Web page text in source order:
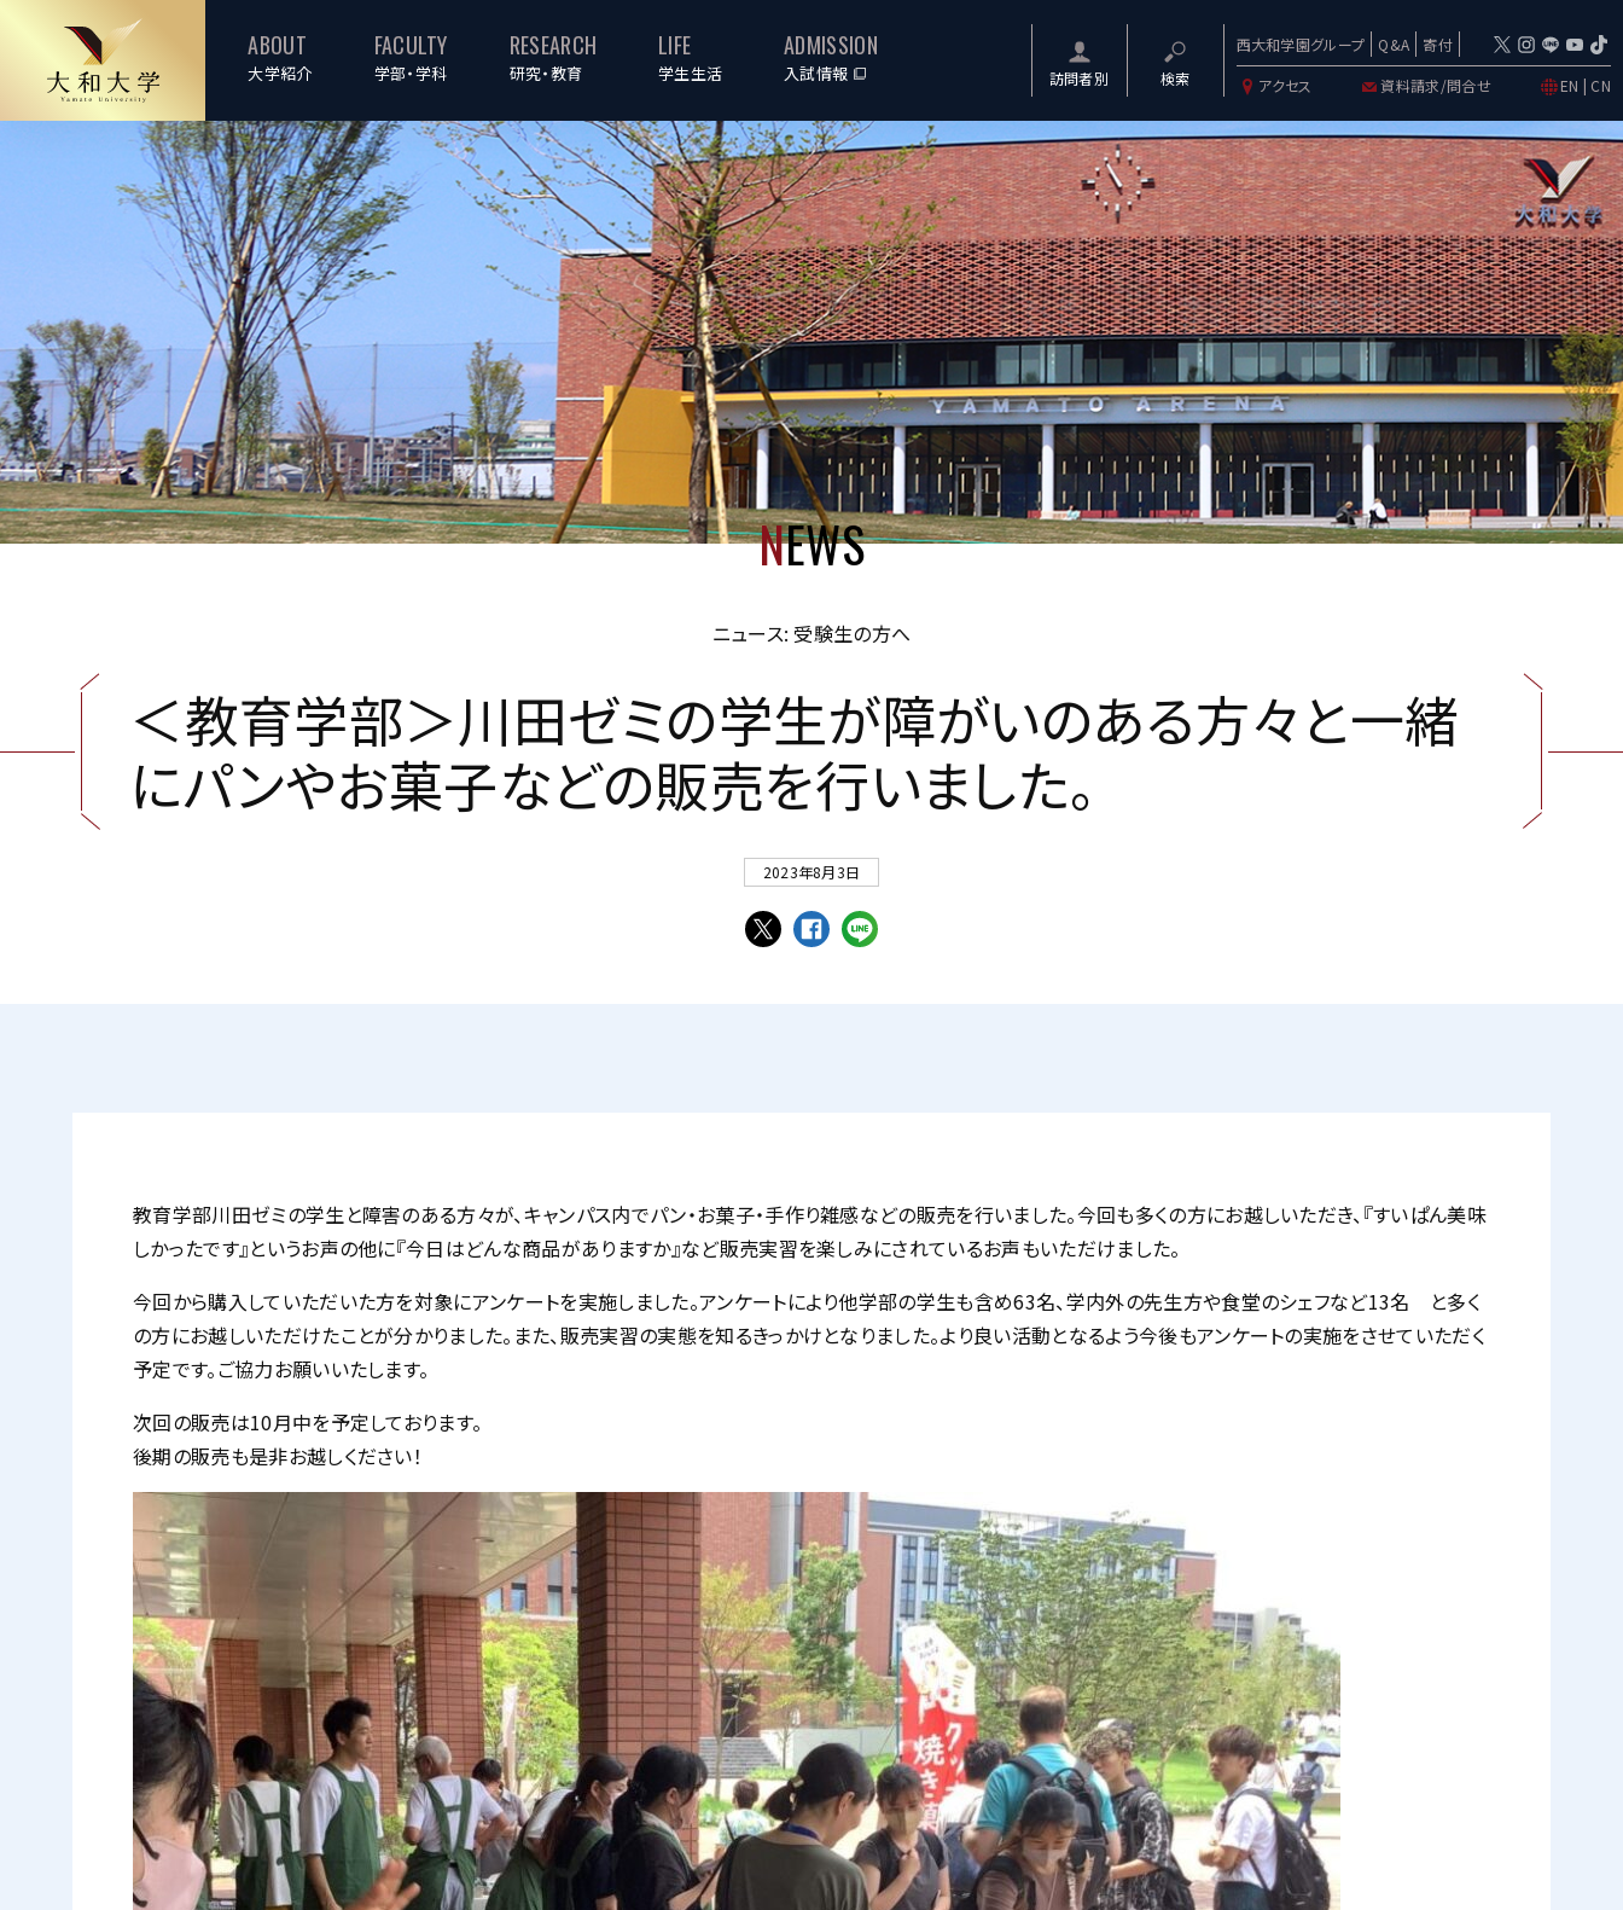
ABOUT
大学紹介
FACULTY
学部・学科
RESEARCH
研究・教育
LIFE
学生生活
ADMISSION
入試情報 訪問者別 検索
西大和学園グループ Q&A
寄付
アクセス
資料請求/問合せ EN | CN
NEWS
ニュース: 受験生の方へ
＜教育学部＞川田ゼミの学生が障がいのある方々と一緒
にパンやお菓子などの販売を行いました。
2023年8月3日
教育学部川田ゼミの学生と障害のある方々が、キャンパス内でパン・お菓子・手作り雑感などの販売を行いました。今回も多くの方にお越しいただき、『すいぱん美味
しかったです』というお声の他に『今日はどんな商品がありますか』など販売実習を楽しみにされているお声もいただけました。
今回から購入していただいた方を対象にアンケートを実施しました。アンケートにより他学部の学生も含め63名、学内外の先生方や食堂のシェフなど13名 と多く
の方にお越しいただけたことが分かりました。また、販売実習の実態を知るきっかけとなりました。より良い活動となるよう今後もアンケートの実施をさせていただく
予定です。ご協力お願いいたします。
次回の販売は10月中を予定しております。
後期の販売も是非お越しください！